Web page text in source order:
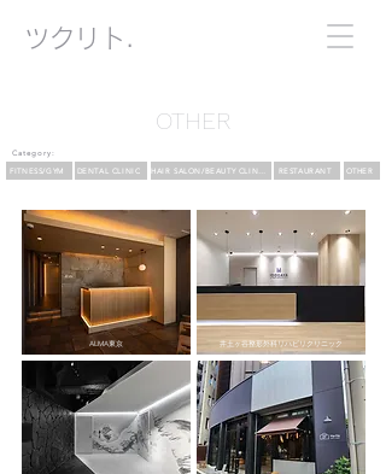
​ツクリト.
OTHER
Category:
FITNESS/GYM
DENTAL CLINIC RESTAURANT OTHER
ALMA東京 井土ヶ谷整形外科リハビリクリニック